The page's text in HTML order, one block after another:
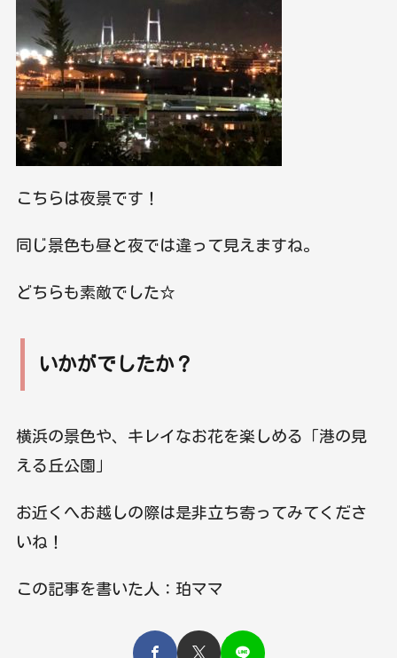
こちらは夜景です！
同じ景色も昼と夜では違って見えますね。
どちらも素敵でした☆
いかがでしたか？
横浜の景色や、キレイなお花を楽しめる「港の見
える丘公園」
お近くへお越しの際は是非立ち寄ってみてくださ
いね！
この記事を書いた人：珀ママ